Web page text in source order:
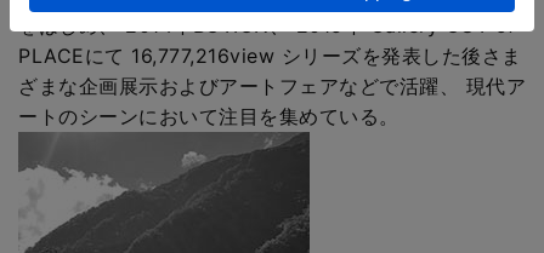
PLACEにて 16,777,216view シリーズを発表した後さま
ざまな企画展示およびアートフェアなどで活躍、 現代ア
ートのシーンにおいて注目を集めている。